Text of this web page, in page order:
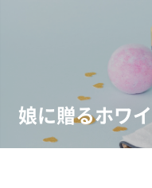
娘に贈るホワ